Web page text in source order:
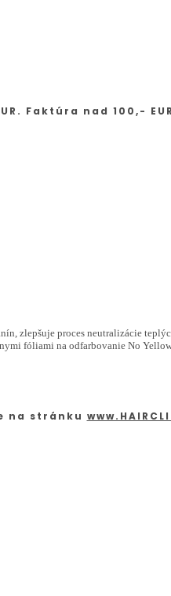
Faktúra nad 100,-
zlepšuje proces neutralizácie
fóliami na odfarbovanie No
na stránku